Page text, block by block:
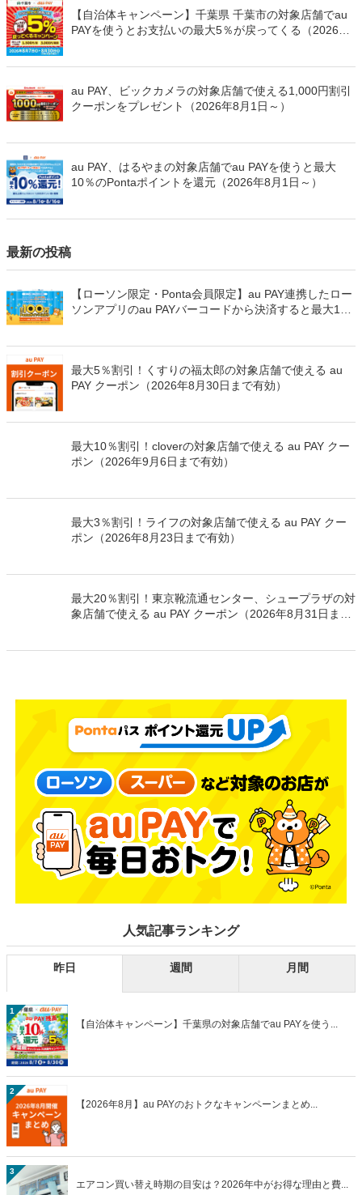
【自治体キャンペーン】千葉県 千葉市の対象店舗でau
PAYを使うとお支払いの最大5％が戻ってくる（2026年
au PAY、ビックカメラの対象店舗で使える1,000円割引
クーポンをプレゼント（2026年8月1日～）
au PAY、はるやまの対象店舗でau PAYを使うと最大
10％のPontaポイントを還元（2026年8月1日～）
最新の投稿
【ローソン限定・Ponta会員限定】au PAY連携したロー
ソンアプリのau PAYバーコードから決済すると最大100
最大5％割引！くすりの福太郎の対象店舗で使える au
PAY クーポン（2026年8月30日まで有効）
最大10％割引！cloverの対象店舗で使える au PAY クー
ポン（2026年9月6日まで有効）
最大3％割引！ライフの対象店舗で使える au PAY クー
ポン（2026年8月23日まで有効）
最大20％割引！東京靴流通センター、シュープラザの対
象店舗で使える au PAY クーポン（2026年8月31日まで
人気記事ランキング
昨日 週間 月間
1
【自治体キャンペーン】千葉県の対象店舗でau PAYを使う...
2
【2026年8月】au PAYのおトクなキャンペーンまとめ...
3
エアコン買い替え時期の目安は？2026年中がお得な理由と費...